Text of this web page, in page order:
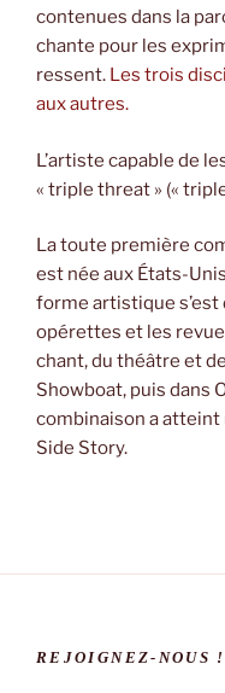
contenues dans la
chante pour les
ressent. Les trois
aux autres.
L’artiste capable de
« triple threat » («
La toute première
est née aux États-
forme artistique
opérettes et les
chant, du théâtre et
Showboat, puis dans
combinaison a
Side Story.
REJOIGNEZ-NOUS !